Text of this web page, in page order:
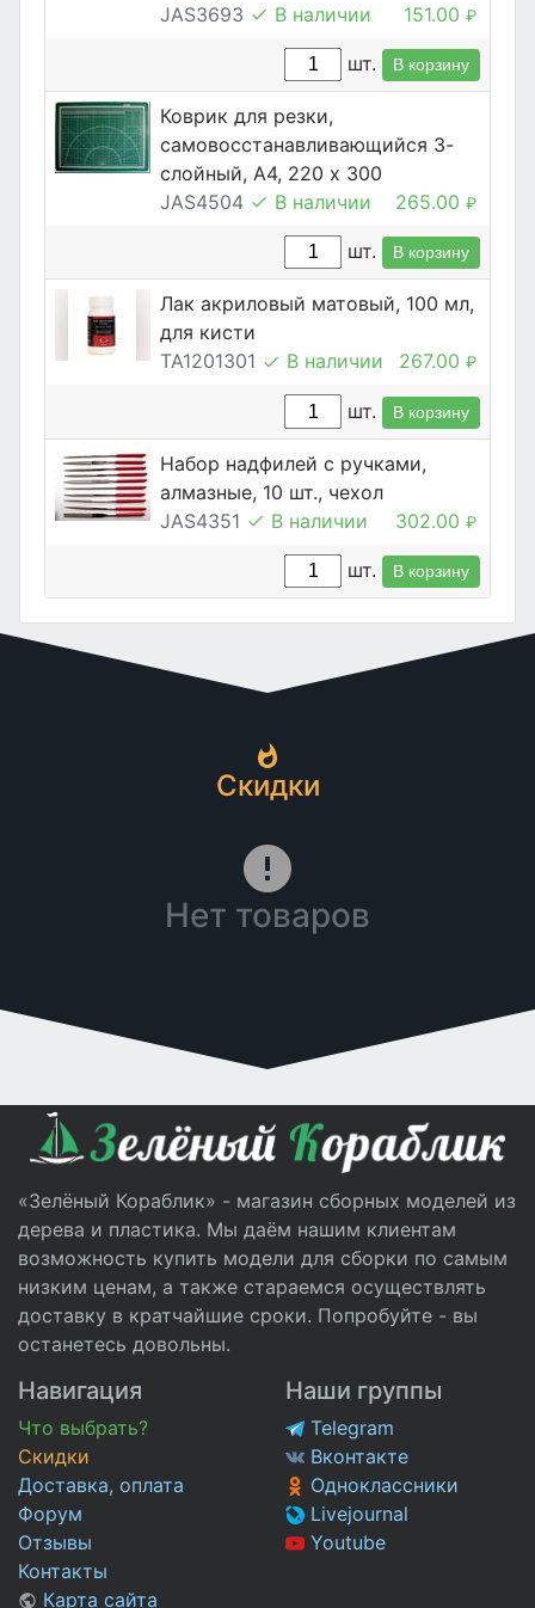
JAS3693
В наличии 151.00 ₽
шт. В корзину
Коврик для резки,
самовосстанавливающийся 3-
слойный, А4, 220 х 300
JAS4504
В наличии 265.00 ₽
шт. В корзину
Лак акриловый матовый, 100 мл,
для кисти
TA1201301
В наличии 267.00 ₽
шт. В корзину
Набор надфилей с ручками,
алмазные, 10 шт., чехол
JAS4351
В наличии 302.00 ₽
шт. В корзину
Скидки
Нет товаров
«Зелёный Кораблик» - магазин сборных моделей из
дерева и пластика. Мы даём нашим клиентам
возможность купить модели для сборки по самым
низким ценам, а также стараемся осуществлять
доставку в кратчайшие сроки. Попробуйте - вы
останетесь довольны.
Навигация
Что выбрать?
Скидки
Доставка, оплата
Форум
Отзывы
Контакты
Карта сайта
Наши группы
Telegram
Вконтакте
Одноклассники
Livejournal
Youtube